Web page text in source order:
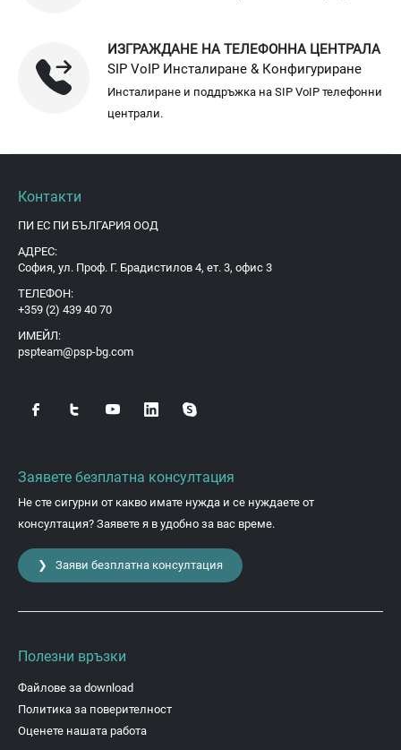
ИЗГРАЖДАНЕ НА ТЕЛЕФОННА ЦЕНТРАЛА
SIP VoIP Инсталиране & Конфигуриране
Инсталиране и поддръжка на SIP VoIP телефонни
централи.
Контакти
ПИ ЕС ПИ БЪЛГАРИЯ ООД
АДРЕС:
София, ул. Проф. Г. Брадистилов 4, ет. 3, офис 3
ТЕЛЕФОН:
+359 (2) 439 40 70
ИМЕЙЛ:
pspteam@psp-bg.com
Заявете безплатна консултация
Не сте сигурни от какво имате нужда и се нуждаете от
консултация? Заявете я в удобно за вас време.
❯ Заяви безплатна консултация
Полезни връзки
Файлове за download
Политика за поверителност
Оценете нашата работа